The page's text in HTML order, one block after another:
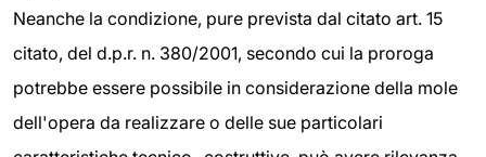
Neanche la condizione, pure prevista dal citato art. 15
citato, del d.p.r. n. 380/2001, secondo cui la proroga
potrebbe essere possibile in considerazione della mole
dell'opera da realizzare o delle sue particolari